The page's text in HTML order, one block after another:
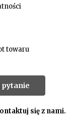
towaru
pytanie
się z nami.